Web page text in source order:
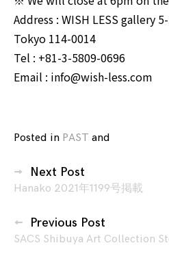
Address : WISH LESS gallery
Tokyo 114-0014
Tel : +81-3-5809-0696
Email : info@wish-less.com
Posted in PAST and
The
TV,
投
稿
ビ
ゲ
Next Post
Hanako 2021年1199号掲載
Previous Post
SACS Shibuya Art Collection